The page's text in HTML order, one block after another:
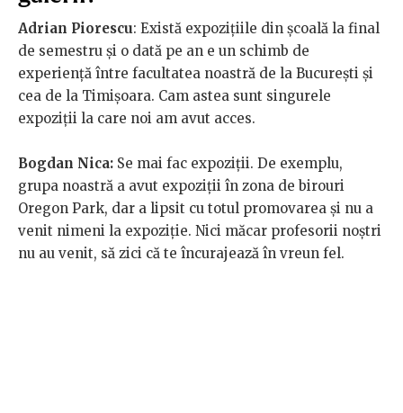
Adrian Piorescu: Există expozițiile din școală la final
de semestru și o dată pe an e un schimb de
experiență între facultatea noastră de la București și
cea de la Timișoara. Cam astea sunt singurele
expoziții la care noi am avut acces.
Bogdan Nica: Se mai fac expoziții. De exemplu,
grupa noastră a avut expoziții în zona de birouri
Oregon Park, dar a lipsit cu totul promovarea și nu a
venit nimeni la expoziție. Nici măcar profesorii noștri
nu au venit, să zici că te încurajează în vreun fel.